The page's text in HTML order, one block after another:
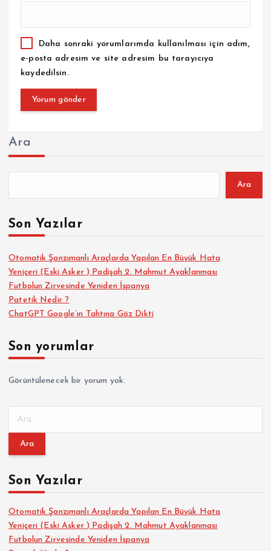
Daha sonraki yorumlarımda kullanılması için adım,
e-posta adresim ve site adresim bu tarayıcıya
kaydedilsin.
Ara
Ara
Son Yazılar
Otomatik Şanzımanlı Araçlarda Yapılan En Büyük Hata
Yeniçeri (Eski Asker ) Padişah 2. Mahmut Ayaklanması
Futbolun Zirvesinde Yeniden İspanya
Patetik Nedir ?
ChatGPT Google’ın Tahtına Göz Dikti
Son yorumlar
Görüntülenecek bir yorum yok.
m
:Son Yazılar
Otomatik Şanzımanlı Araçlarda Yapılan En Büyük Hata
Yeniçeri (Eski Asker ) Padişah 2. Mahmut Ayaklanması
Futbolun Zirvesinde Yeniden İspanya